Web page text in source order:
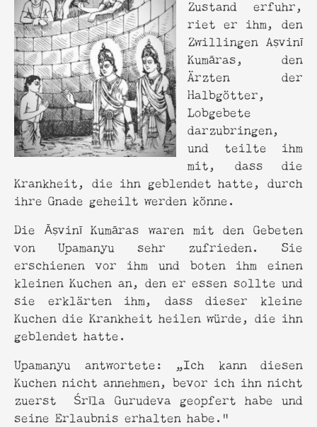
Zustand erfuhr,
riet er ihm, den
Zwillingen Aṣvinī
Kumāras, den
Ärzten der
Halbgötter,
Lobgebete
darzubringen,
und teilte ihm
mit, dass die
Krankheit, die ihn geblendet hatte, durch
ihre Gnade geheilt werden könne.
Die Āṣvinī Kumāras waren mit den Gebeten
von Upamanyu sehr zufrieden. Sie
erschienen vor ihm und boten ihm einen
kleinen Kuchen an, den er essen sollte und
sie erklärten ihm, dass dieser kleine
Kuchen die Krankheit heilen würde, die ihn
geblendet hatte.
Upamanyu antwortete: „Ich kann diesen
Kuchen nicht annehmen, bevor ich ihn nicht
zuerst Śrīla Gurudeva geopfert habe und
seine Erlaubnis erhalten habe.“